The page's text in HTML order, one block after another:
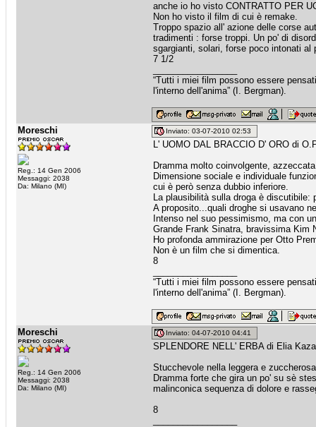
anche io ho visto CONTRATTO PER
Non ho visto il film di cui è remake.
Troppo spazio all' azione delle corse
tradimenti : forse troppi. Un po' di
sgargianti, solari, forse poco intonati
7 1/2
“Tutti i miei film possono essere
l'interno dell'anima” (I. Bergman).
Moreschi
Reg.: 14 Gen 2006
Messaggi: 2038
Da: Milano (MI)
Inviato: 03-07-2010 02:53
L' UOMO DAL BRACCIO D' ORO di
Dramma molto coinvolgente,
Dimensione sociale e individuale
cui è però senza dubbio inferiore.
La plausibilità sulla droga è
A proposito...quali droghe si usavano
Intenso nel suo pessimismo, ma con
Grande Frank Sinatra, bravissima Kim
Ho profonda ammirazione per Otto
Non è un film che si dimentica.
8
“Tutti i miei film possono essere
l'interno dell'anima” (I. Bergman).
Moreschi
Reg.: 14 Gen 2006
Messaggi: 2038
Da: Milano (MI)
Inviato: 04-07-2010 04:41
SPLENDORE NELL' ERBA di Elia
Stucchevole nella leggera e
Dramma forte che gira un po' su sè
malinconica sequenza di dolore e
8